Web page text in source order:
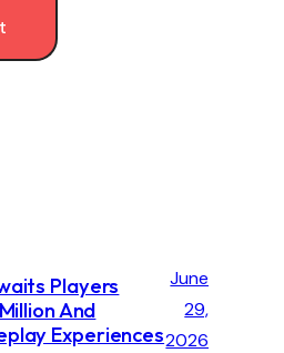
Players
And
Experiences
June
29,
2026